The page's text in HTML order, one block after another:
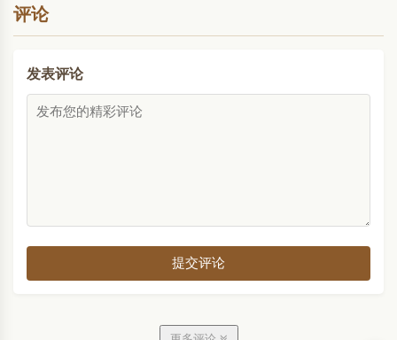
评论
发表评论
提交评论